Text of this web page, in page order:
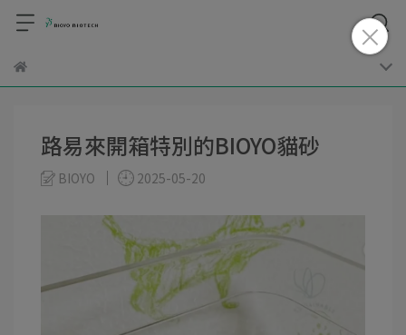
路易來開箱特別的BIOYO貓砂
BIOYO 2025-05-20